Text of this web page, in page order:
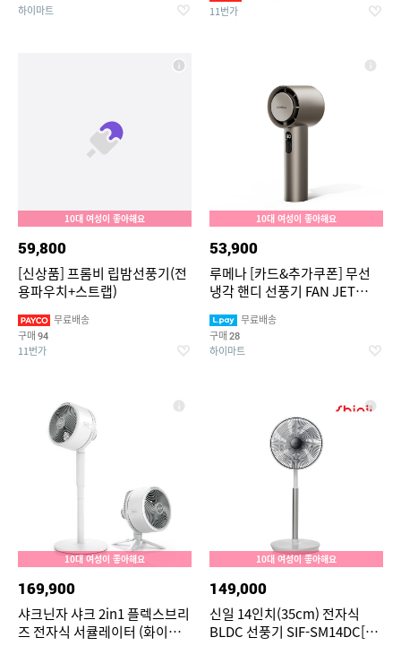
하이마트
11번가
10대 여성이 좋아해요
59,800
[신상품] 프롬비 립밤선풍기(전
용파우치+스트랩)
무료배송
구매 94
11번가
10대 여성이 좋아해요
53,900
루메나 [카드&추가쿠폰] 무선
냉각 핸디 선풍기 FAN JET
시간 무선/100단풍속/BLDC항
공모터]
무료배송
구매 28
하이마트
10대 여성이 좋아해요
169,900
샤크닌자 샤크 2in1 플렉스브리
즈 전자식 서큘레이터 (화이트)
10대 여성이 좋아해요
149,000
신일 14인치(35cm) 전자식
BLDC 선풍기 SIF-SM14DC[7